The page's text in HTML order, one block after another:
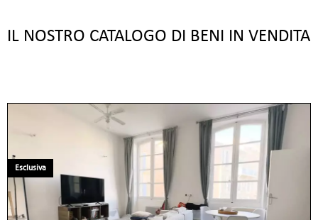
IL NOSTRO CATALOGO DI BENI IN VENDITA
Esclusiva